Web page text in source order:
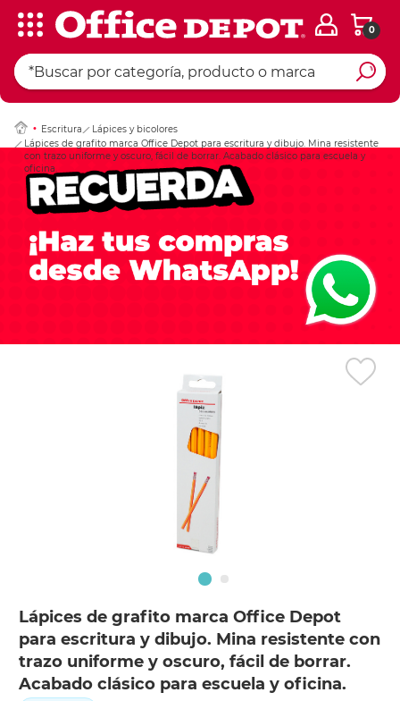
0
Escritura
Lápices y bicolores
Lápices de grafito marca Office Depot para escritura y dibujo. Mina resistente
con trazo uniforme y oscuro, fácil de borrar. Acabado clásico para escuela y
oficina.
Lápices de grafito marca Office Depot
para escritura y dibujo. Mina resistente con
trazo uniforme y oscuro, fácil de borrar.
Acabado clásico para escuela y oficina.
Ingresar Codigo